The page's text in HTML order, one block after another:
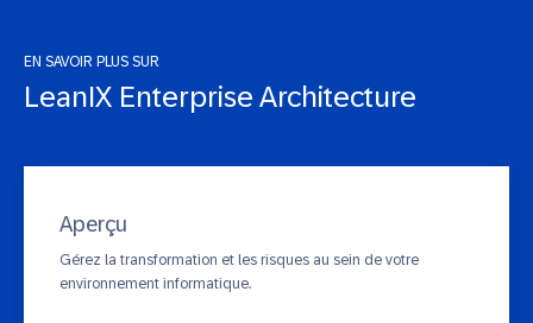
EN SAVOIR PLUS SUR
LeanIX Enterprise Architecture
Aperçu
Gérez la transformation et les risques au sein de votre
environnement informatique.